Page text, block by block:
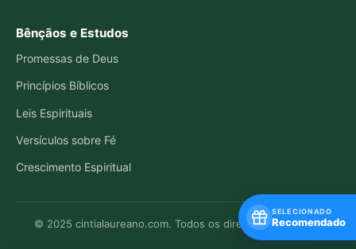
Bênçãos e Estudos
Promessas de Deus
Princípios Bíblicos
Leis Espirituais
Versículos sobre Fé
Crescimento Espiritual
© 2025 cintialaureano.com. Todos os direitos reservados.
SELECIONADO
Recomendado